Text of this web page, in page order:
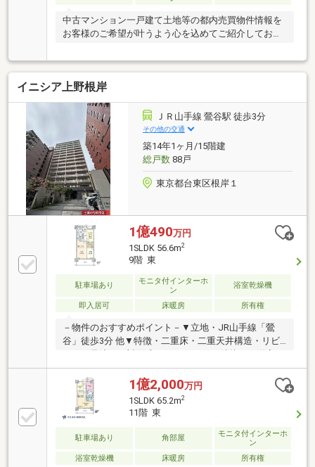
中古マンション一戸建て土地等の都内売買物件情報を
お客様のご希望が叶うよう心を込めてご紹介しており
イニシア上野根岸
ＪＲ山手線 鶯谷駅 徒歩3分
その他の交通
築14年1ヶ月/15階建
総戸数88戸
東京都台東区根岸１
1億490万円
1SLDK 56.6m2
9階 東
駐車場あり
モニタ付インターホ
ン
浴室乾燥機
即入居可 床暖房 所有権
－物件のおすすめポイント－▼立地・JR山手線「鶯
谷」徒歩3分 他▼特徴・二重床・二重天井構造・リビ
ングを見渡せる対面式キッチン・LDと隣接する洋室は
一体利用可能・回遊性を高めるWTC・約6.0帖サービ
ススペースは多用途に活用可能▼設備・複層ガラス(全
窓)・オートロック・TVモニタ付インターホン▼2026
年6月室内リフォーム内容【交換】キッチン、UB、洗
面化粧台、トイレ 等【張替】全室クロス、フローリン
グ(LDK・洋室・サービススペース・廊下) 等■ ご希望
の住まい探しをお手伝いします ━━━━━・・・物件
の詳細・ご相談はお気軽にお問い合わせください。
1億2,000万円
1SLDK 65.2m2
11階 東
駐車場あり 角部屋
モニタ付インターホ
ン
浴室乾燥機
床暖房 所有権